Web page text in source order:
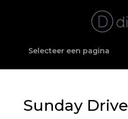
Selecteer een pagina
Sunday Drive